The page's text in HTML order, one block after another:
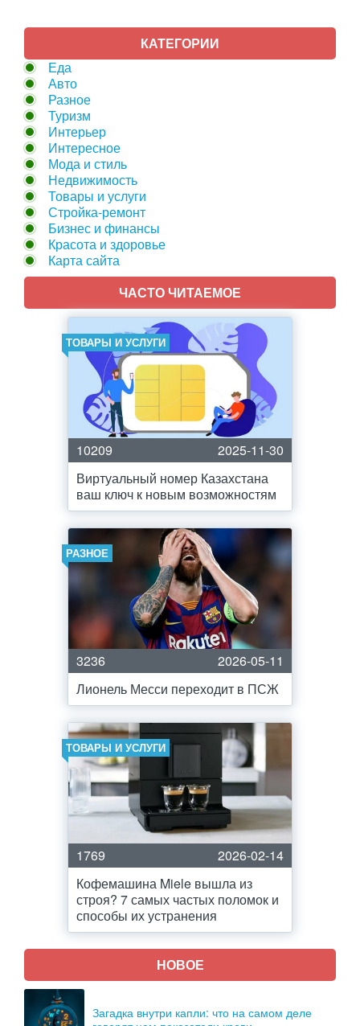
КАТЕГОРИИ
Еда
Авто
Разное
Туризм
Интерьер
Интересное
Мода и стиль
Недвижимость
Товары и услуги
Стройка-ремонт
Бизнес и финансы
Красота и здоровье
Карта сайта
ЧАСТО ЧИТАЕМОЕ
ТОВАРЫ И УСЛУГИ
10209
2025-11-30
Виртуальный номер Казахстана
ваш ключ к новым возможностям
РАЗНОЕ
3236
2026-05-11
Лионель Месси переходит в ПСЖ
ТОВАРЫ И УСЛУГИ
1769
2026-02-14
Кофемашина Miele вышла из
строя? 7 самых частых поломок и
способы их устранения
НОВОЕ
Загадка внутри капли: что на самом деле